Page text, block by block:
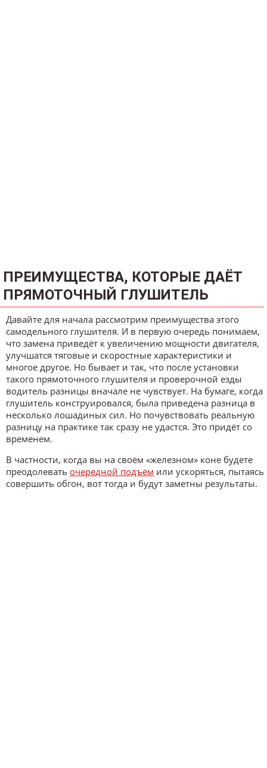
ПРЕИМУЩЕСТВА, КОТОРЫЕ ДАЁТ
ПРЯМОТОЧНЫЙ ГЛУШИТЕЛЬ
Давайте для начала рассмотрим преимущества этого
самодельного глушителя. И в первую очередь понимаем,
что замена приведёт к увеличению мощности двигателя,
улучшатся тяговые и скоростные характеристики и
многое другое. Но бывает и так, что после установки
такого прямоточного глушителя и проверочной езды
водитель разницы вначале не чувствует. На бумаге, когда
глушитель конструировался, была приведена разница в
несколько лошадиных сил. Но почувствовать реальную
разницу на практике так сразу не удастся. Это придёт со
временем.
В частности, когда вы на своём «железном» коне будете
преодолевать очередной подъём или ускоряться, пытаясь
совершить обгон, вот тогда и будут заметны результаты.